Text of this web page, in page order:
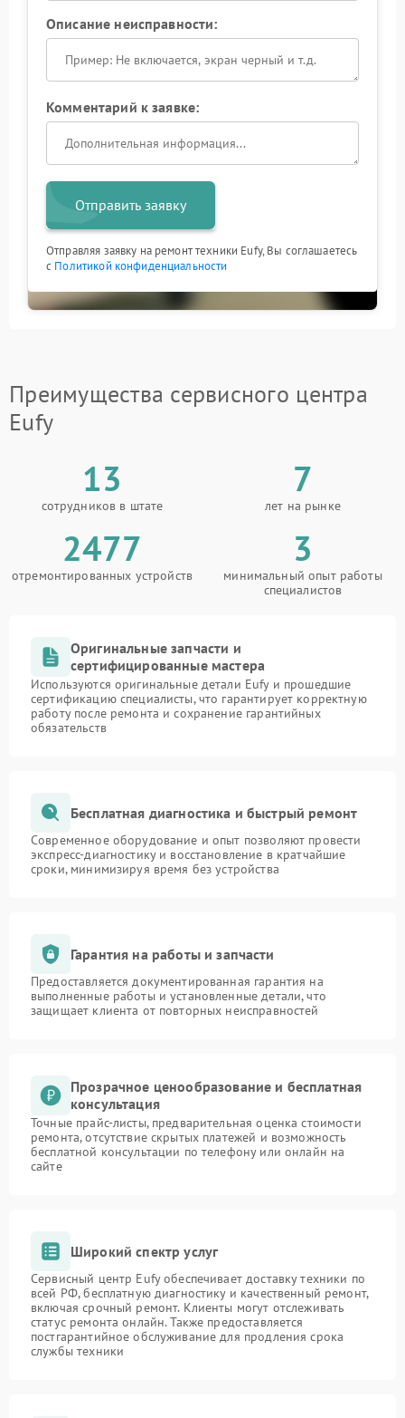
Описание неисправности:
Комментарий к заявке:
Отправить заявку
Отправляя заявку на ремонт техники Eufy, Вы соглашаетесь
с Политикой конфиденциальности
Преимущества сервисного центра
Eufy
13
сотрудников в штате
7
лет на рынке
2477
отремонтированных устройств
3
минимальный опыт работы
специалистов
Оригинальные запчасти и
сертифицированные мастера
Используются оригинальные детали Eufy и прошедшие
сертификацию специалисты, что гарантирует корректную
работу после ремонта и сохранение гарантийных
обязательств
Бесплатная диагностика и быстрый ремонт
Современное оборудование и опыт позволяют провести
экспресс-диагностику и восстановление в кратчайшие
сроки, минимизируя время без устройства
Гарантия на работы и запчасти
Предоставляется документированная гарантия на
выполненные работы и установленные детали, что
защищает клиента от повторных неисправностей
Прозрачное ценообразование и бесплатная
консультация
Точные прайс-листы, предварительная оценка стоимости
ремонта, отсутствие скрытых платежей и возможность
бесплатной консультации по телефону или онлайн на
сайте
Широкий спектр услуг
Сервисный центр Eufy обеспечивает доставку техники по
всей РФ, бесплатную диагностику и качественный ремонт,
включая срочный ремонт. Клиенты могут отслеживать
статус ремонта онлайн. Также предоставляется
постгарантийное обслуживание для продления срока
службы техники